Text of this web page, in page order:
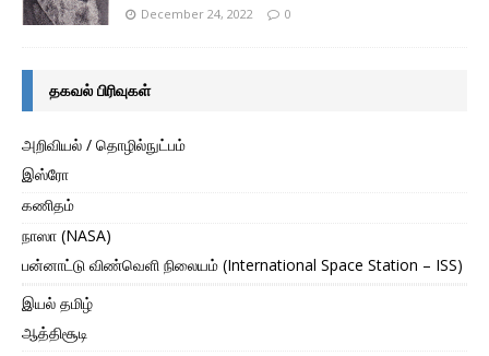
December 24, 2022 0
தகவல் பிரிவுகள்
அறிவியல் / தொழில்நுட்பம்
இஸ்ரோ
கணிதம்
நாஸா (NASA)
பன்னாட்டு விண்வெளி நிலையம் (International Space Station – ISS)
இயல் தமிழ்
ஆத்திசூடி